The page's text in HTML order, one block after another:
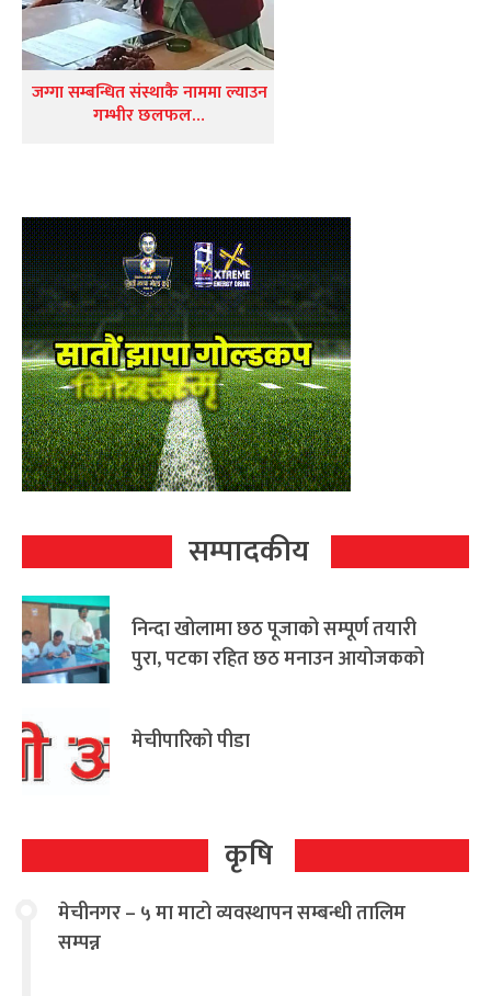
जग्गा सम्बन्धित संस्थाकै नाममा ल्याउन
गम्भीर छलफल…
सम्पादकीय
निन्दा खोलामा छठ पूजाको सम्पूर्ण तयारी
पुरा, पटका रहित छठ मनाउन आयोजकको
मेचीपारिको पीडा
कृषि
मेचीनगर – ५ मा माटो व्यवस्थापन सम्बन्धी तालिम
सम्पन्न